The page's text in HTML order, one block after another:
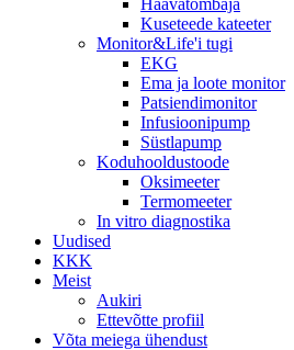
Haavatõmbaja
Kuseteede kateeter
Monitor&Life'i tugi
EKG
Ema ja loote monitor
Patsiendimonitor
Infusioonipump
Süstlapump
Koduhooldustoode
Oksimeeter
Termomeeter
In vitro diagnostika
Uudised
KKK
Meist
Aukiri
Ettevõtte profiil
Võta meiega ühendust